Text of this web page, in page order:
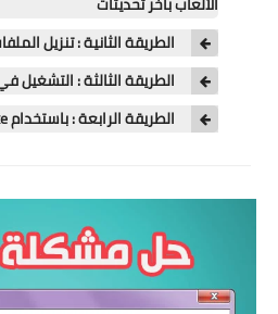
الطريقة الثانية : تنزيل
الطريقة الثالثة : التشغيل
الطريقة الرابعة : باستخدام Regedit.exe